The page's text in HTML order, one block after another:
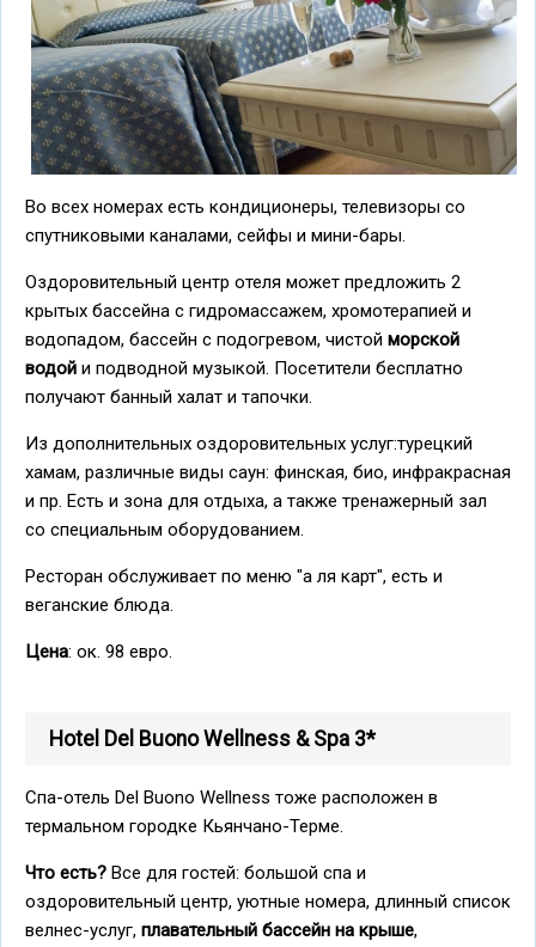
Во всех номерах есть кондиционеры, телевизоры со
спутниковыми каналами, сейфы и мини-бары.
Оздоровительный центр отеля может предложить 2
крытых бассейна с гидромассажем, хромотерапией и
водопадом, бассейн с подогревом, чистой морской
водой и подводной музыкой. Посетители бесплатно
получают банный халат и тапочки.
Из дополнительных оздоровительных услуг:турецкий
хамам, различные виды саун: финская, био, инфракрасная
и пр. Есть и зона для отдыха, а также тренажерный зал
со специальным оборудованием.
Ресторан обслуживает по меню "а ля карт", есть и
веганские блюда.
Цена: ок. 98 евро.
Hotel Del Buono Wellness & Spa 3*
Спа-отель Del Buono Wellness тоже расположен в
термальном городке Кьянчано-Терме.
Что есть? Все для гостей: большой спа и
оздоровительный центр, уютные номера, длинный список
велнес-услуг, плавательный бассейн на крыше,